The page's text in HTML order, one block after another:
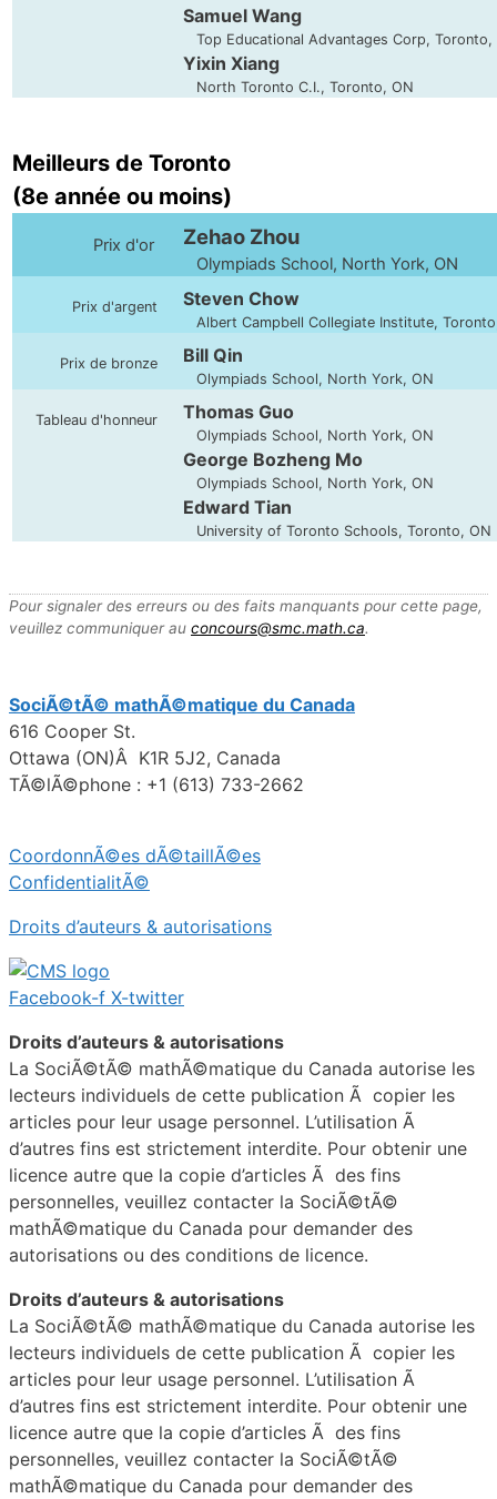
Samuel Wang
Top Educational Advantages Corp, Toronto,
Yixin Xiang
North Toronto C.I., Toronto, ON
Meilleurs de Toronto
(8e année ou moins)
Prix d'or Zehao Zhou
Olympiads School, North York, ON
Prix d'argent Steven Chow
Albert Campbell Collegiate Institute,
Prix de bronze Bill Qin
Olympiads School, North York, ON
Tableau d'honneur Thomas Guo
Olympiads School, North York, ON
George Bozheng Mo
Olympiads School, North York, ON
Edward Tian
University of Toronto Schools, Toronto, ON
Pour signaler des erreurs ou des faits manquants pour cette page,
veuillez communiquer au concours@smc.math.ca.
SociÃ©tÃ© mathÃ©matique du Canada
616 Cooper St.
Ottawa (ON)Â K1R 5J2, Canada
TÃ©lÃ©phone : +1 (613) 733-2662
CoordonnÃ©es dÃ©taillÃ©es
ConfidentialitÃ©
Droits d’auteurs & autorisations
Facebook-f X-twitter
Droits d’auteurs & autorisations
La SociÃ©tÃ© mathÃ©matique du Canada autorise les
lecteurs individuels de cette publication Ã copier les
articles pour leur usage personnel. L’utilisation Ã
d’autres fins est strictement interdite. Pour obtenir une
licence autre que la copie d’articles Ã des fins
personnelles, veuillez contacter la SociÃ©tÃ©
mathÃ©matique du Canada pour demander des
autorisations ou des conditions de licence.
Droits d’auteurs & autorisations
La SociÃ©tÃ© mathÃ©matique du Canada autorise les
lecteurs individuels de cette publication Ã copier les
articles pour leur usage personnel. L’utilisation Ã
d’autres fins est strictement interdite. Pour obtenir une
licence autre que la copie d’articles Ã des fins
personnelles, veuillez contacter la SociÃ©tÃ©
mathÃ©matique du Canada pour demander des